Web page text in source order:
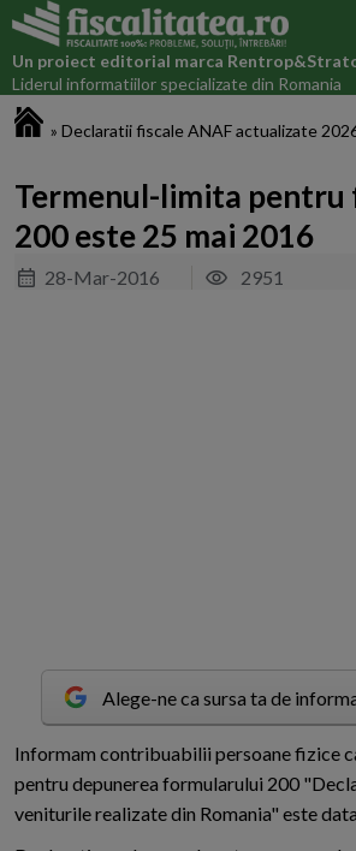
Un proiect editorial marca
Liderul informatiilor specializate din Romania
» Declaratii fiscale ANAF actualizate
Termenul-limita
200 este 25 mai 2016
28-Mar-2016 2951
Alege-ne ca sursa ta de
Informam contribuabilii persoane fizice
pentru depunerea formularului 200
veniturile realizate din Romania" este